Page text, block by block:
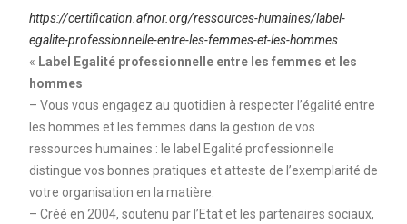
https://certification.afnor.org/ressources-humaines/label-
egalite-professionnelle-entre-les-femmes-et-les-hommes
« Label Egalité professionnelle entre les femmes et les
hommes
– Vous vous engagez au quotidien à respecter l’égalité entre
les hommes et les femmes dans la gestion de vos
ressources humaines : le label Egalité professionnelle
distingue vos bonnes pratiques et atteste de l’exemplarité de
votre organisation en la matière.
– Créé en 2004, soutenu par l’Etat et les partenaires sociaux,